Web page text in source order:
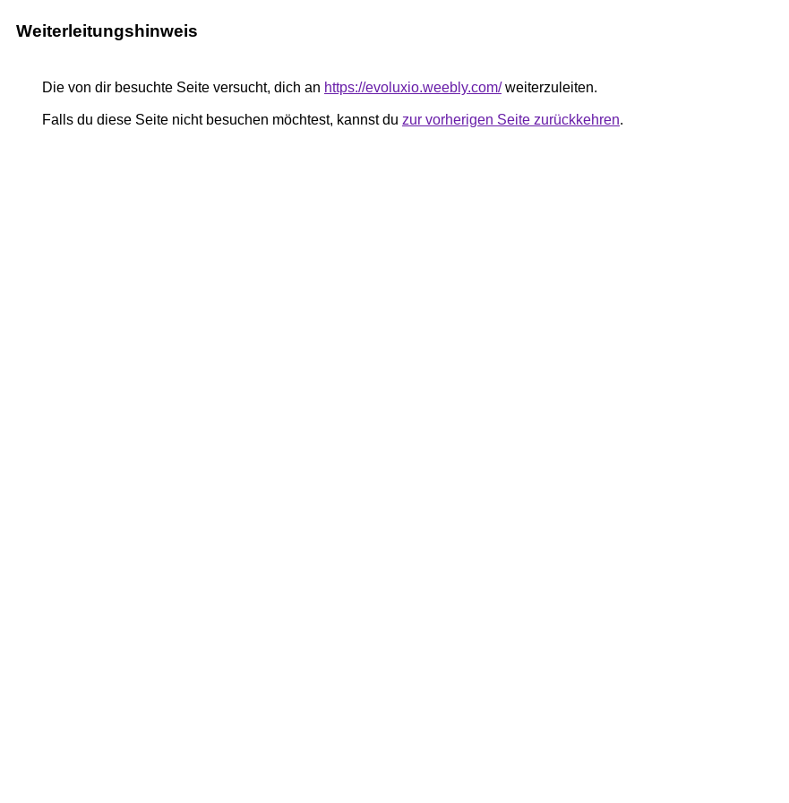
Weiterleitungshinweis
Die von dir besuchte Seite versucht, dich an https://evoluxio.weebly.com/weiterzuleiten.
Falls du diese Seite nicht besuchen möchtest, kannst du zur vorherigen Seite zurückkehren.